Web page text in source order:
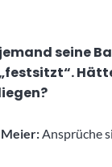
seine
Ansprüche